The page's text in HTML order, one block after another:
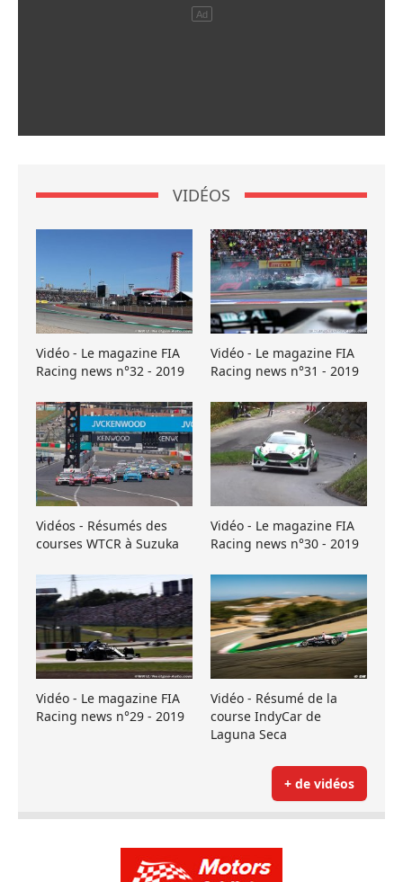
VIDÉOS
Vidéo - Le magazine FIA
Racing news n°32 - 2019
Vidéo - Le magazine FIA
Racing news n°31 - 2019
Vidéos - Résumés des
courses WTCR à Suzuka
Vidéo - Le magazine FIA
Racing news n°30 - 2019
Vidéo - Le magazine FIA
Racing news n°29 - 2019
Vidéo - Résumé de la
course IndyCar de
Laguna Seca
+ de vidéos